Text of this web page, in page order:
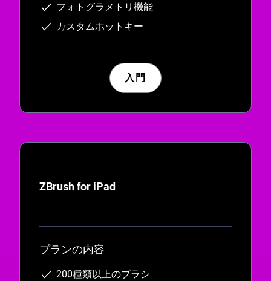
フォトグラメトリ機能
カスタムホットキー
入門
ZBrush for iPad
プランの内容
200種類以上のブラシ